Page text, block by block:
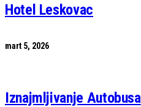
Hotel Leskovac
mart 5, 2026
Iznajmljivanje Autobusa